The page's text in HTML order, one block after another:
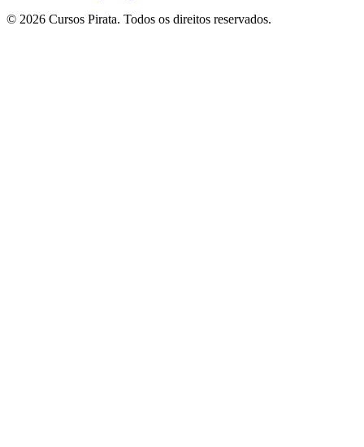
© 2026 Cursos Pirata. Todos os direitos reservados.